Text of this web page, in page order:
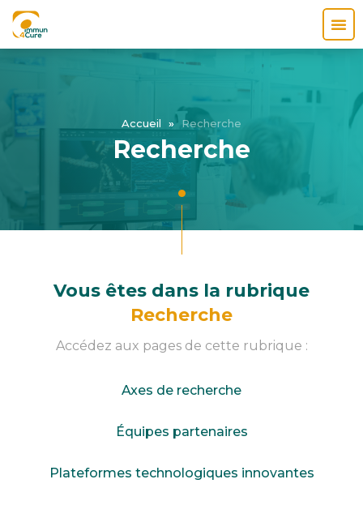
Accueil » Recherche
Recherche
Vous êtes dans la rubrique
Recherche
Accédez aux pages de cette rubrique :
Axes de recherche
Équipes partenaires
Plateformes technologiques innovantes